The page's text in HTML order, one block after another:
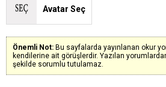
Avatar Seç
Önemli Not: Bu sayfalarda yayınlanan okur
kendilerine ait görüşlerdir. Yazılan
şekilde sorumlu tutulamaz.